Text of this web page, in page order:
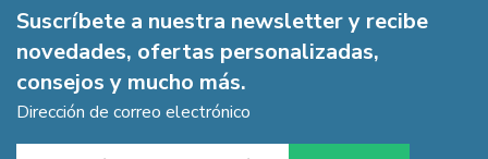
Suscríbete a nuestra newsletter y recibe
novedades, ofertas personalizadas,
consejos y mucho más.
Dirección de correo electrónico